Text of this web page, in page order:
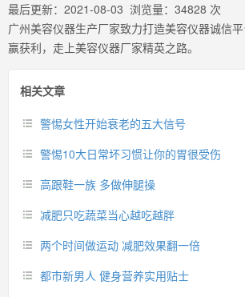
最后更新： 2021-08-03 浏览量： 34828 次
广州美容仪器生产厂家致力打造美容仪器诚信
赢获利，走上美容仪器厂家精英之路。
相关文章
警惕女性开始衰老的五大信号
警惕10大日常坏习惯让你的胃很受伤
高跟鞋一族 多做伸腿操
减肥只吃蔬菜当心越吃越胖
两个时间做运动 减肥效果翻一倍
都市新男人 健身营养实用贴士